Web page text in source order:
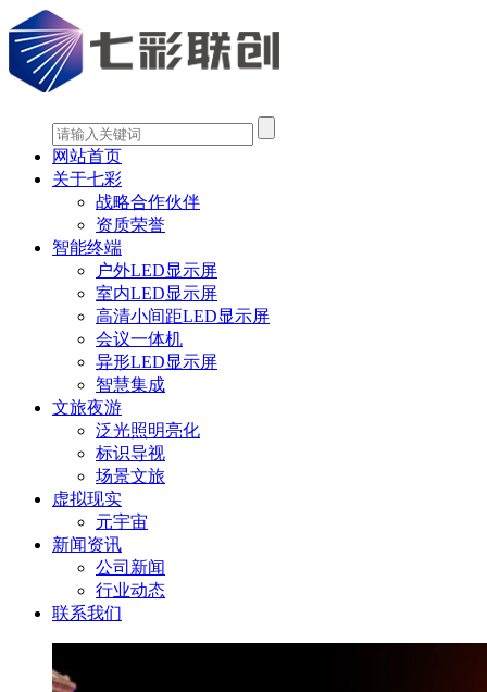
网站首页
关于七彩
战略合作伙伴
资质荣誉
智能终端
户外LED显示屏
室内LED显示屏
高清小间距LED显示屏
会议一体机
异形LED显示屏
智慧集成
文旅夜游
泛光照明亮化
标识导视
场景文旅
虚拟现实
元宇宙
新闻资讯
公司新闻
行业动态
联系我们